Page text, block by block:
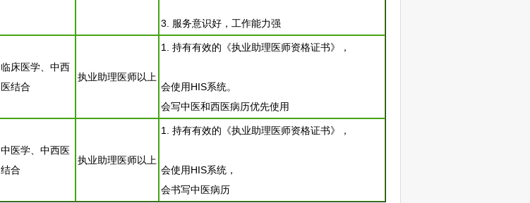
3. 服务意识好，工作能力强
临床医学、中西
医结合
执业助理医师以上
1. 持有有效的《执业助理医师资格证书》，
会使用HIS系统。
会写中医和西医病历优先使用
中医学、中西医
结合
执业助理医师以上
1. 持有有效的《执业助理医师资格证书》，
会使用HIS系统，
会书写中医病历